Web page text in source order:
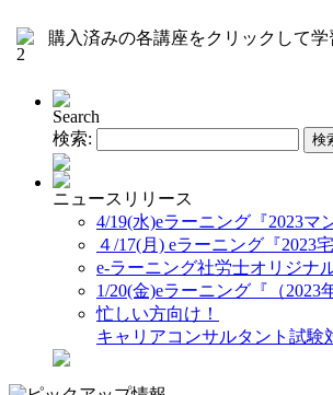
購入済みの各講座をクリックして学
Search
検索:
ニュースリリース
4/19(水)eラーニング『2023マ
４/17(月) eラーニング『2023
e-ラーニング社労士オリジナ
1/20(金)eラーニング『（
忙しい方向け！
キャリアコンサルタント試験